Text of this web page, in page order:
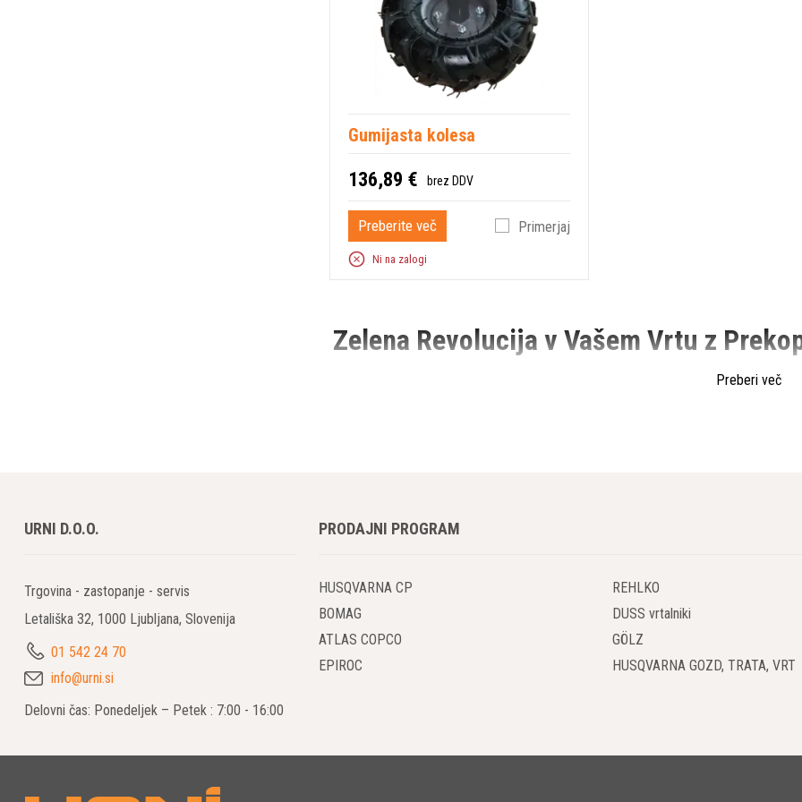
Gumijasta kolesa
136,89 € brez DDV
Preberite več Primerjaj
Ni na zalogi
Zelena Revolucija v Vašem Vrtu z
Odkrijte moč zelene revolucije z inovativnimi prekopalniki podjetja Husqvarna. Ne
zagotavljajo optimalno obdelavo tal, pripravljeno na vaše vrtno ustvarjanje.
Če potrebujete prekopalnik za manjša krajinska dela, kot so priprava cvetličnih in
natančnost in učinkovitost, ki ju potrebujete za urejanje manjših površin.
Udoben Zagon in Preprosto Upravljanje
Preberi več
URNI D.O.O.
Trgovina - zastopanje - servis
Letališka 32, 1000 Ljubljana, Slovenija
01 542 24 70
info@urni.si
Delovni čas: Ponedeljek – Petek : 7:00 - 16:00
PRODAJNI PROGRAM
HUSQVARNA CP
BOMAG
ATLAS COPCO
EPIROC
REHLKO
DUSS vrtalniki
GÖLZ
HUSQVARNA GOZD, TRATA, VRT